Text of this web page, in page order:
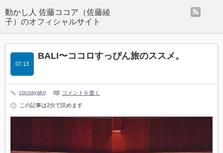
動かし人 佐藤ココア（佐藤綾
子）のオフィシャルサイト
BALI〜ココロすっぴん旅のススメ。
07.13
cocoayako コメントを書く
この記事は2分で読めます